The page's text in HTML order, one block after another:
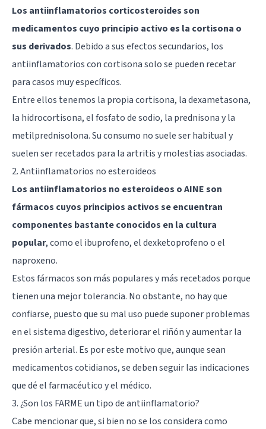
Los antiinflamatorios corticosteroides son
medicamentos cuyo principio activo es la cortisona o
sus derivados. Debido a sus efectos secundarios, los
antiinflamatorios con cortisona solo se pueden recetar
para casos muy específicos.
Entre ellos tenemos la propia cortisona, la dexametasona,
la hidrocortisona, el fosfato de sodio, la prednisona y la
metilprednisolona. Su consumo no suele ser habitual y
suelen ser recetados para la artritis y molestias asociadas.
2. Antiinflamatorios no esteroideos
Los antiinflamatorios no esteroideos o AINE son
fármacos cuyos principios activos se encuentran
componentes bastante conocidos en la cultura
popular, como el ibuprofeno, el dexketoprofeno o el
naproxeno.
Estos fármacos son más populares y más recetados porque
tienen una mejor tolerancia. No obstante, no hay que
confiarse, puesto que su mal uso puede suponer problemas
en el sistema digestivo, deteriorar el riñón y aumentar la
presión arterial. Es por este motivo que, aunque sean
medicamentos cotidianos, se deben seguir las indicaciones
que dé el farmacéutico y el médico.
3. ¿Son los FARME un tipo de antiinflamatorio?
Cabe mencionar que, si bien no se los considera como